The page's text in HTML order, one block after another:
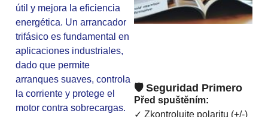
útil y mejora la eficiencia
energética. Un arrancador
trifásico es fundamental en
aplicaciones industriales,
dado que permite
arranques suaves, controla
la corriente y protege el
motor contra sobrecargas.
🛡️ Seguridad Primero
Před spuštěním:
✓ Zkontrolujte polaritu (+/-)